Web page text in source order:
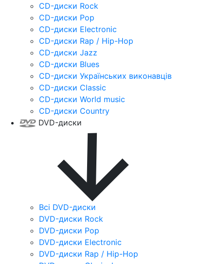
CD-диски Rock
CD-диски Pop
CD-диски Electronic
CD-диски Rap / Hip-Hop
CD-диски Jazz
CD-диски Blues
CD-диски Українських виконавців
CD-диски Classic
CD-диски World music
CD-диски Country
DVD-диски
Всі DVD-диски
DVD-диски Rock
DVD-диски Pop
DVD-диски Electronic
DVD-диски Rap / Hip-Hop